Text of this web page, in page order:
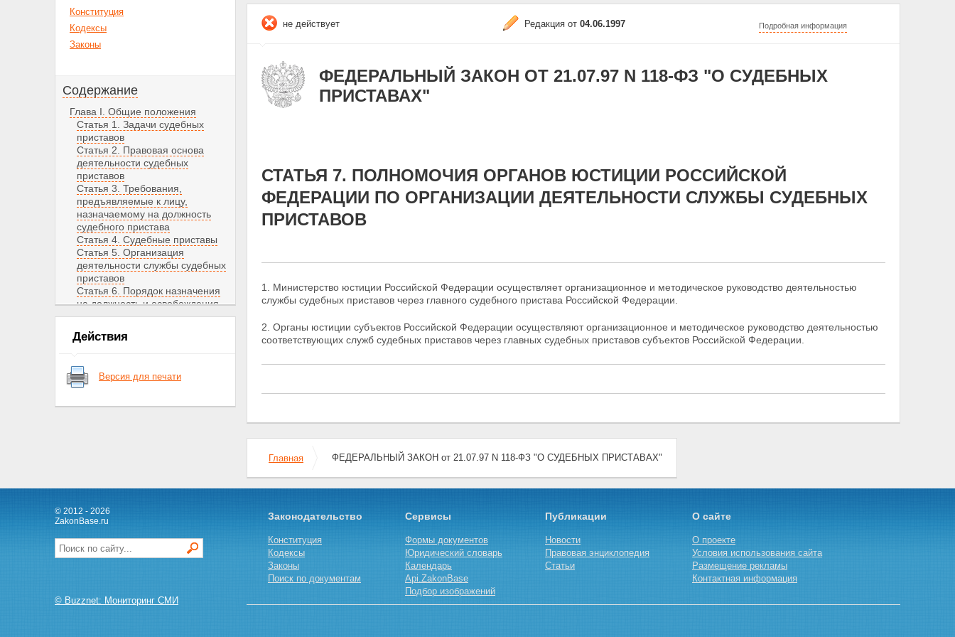
Конституция
Кодексы
Законы
Содержание
Глава I. Общие положения
Статья 1. Задачи судебных
приставов
Статья 2. Правовая основа
деятельности судебных
приставов
Статья 3. Требования,
предъявляемые к лицу,
назначаемому на должность
судебного пристава
Статья 4. Судебные приставы
Статья 5. Организация
деятельности службы судебных
приставов
Статья 6. Порядок назначения
на должность и освобождения
от должности судебных
приставов
Глава II. Полномочия органов
деятельности службы судебных
приставов
юстиции Российской
судебного пристава субъекта
Российской Федерации и
пристава
Статья 10. Полномочия
судебных приставов
Действия
Версия для печати
не действует Редакция от 04.06.1997 Подробная информация
ФЕДЕРАЛЬНЫЙ ЗАКОН ОТ 21.07.97 N 118-ФЗ "О СУДЕБНЫХ
ПРИСТАВАХ"
СТАТЬЯ 7. ПОЛНОМОЧИЯ ОРГАНОВ ЮСТИЦИИ РОССИЙСКОЙ
ФЕДЕРАЦИИ ПО ОРГАНИЗАЦИИ ДЕЯТЕЛЬНОСТИ СЛУЖБЫ СУДЕБНЫХ
ПРИСТАВОВ
1. Министерство юстиции Российской Федерации осуществляет организационное и методическое руководство деятельностью
службы судебных приставов через главного судебного пристава Российской Федерации.
2. Органы юстиции субъектов Российской Федерации осуществляют организационное и методическое руководство деятельностью
соответствующих служб судебных приставов через главных судебных приставов субъектов Российской Федерации.
Главная ФЕДЕРАЛЬНЫЙ ЗАКОН от 21.07.97 N 118-ФЗ "О СУДЕБНЫХ ПРИСТАВАХ"
© 2012 - 2026
ZakonBase.ru
© Buzznet: Мониторинг СМИ
Законодательство
Конституция
Кодексы
Законы
Поиск по документам
Сервисы
Формы документов
Юридический словарь
Календарь
Api.ZakonBase
Подбор изображений
Публикации
Новости
Правовая энциклопедия
Статьи
О сайте
О проекте
Условия использования сайта
Размещение рекламы
Контактная информация